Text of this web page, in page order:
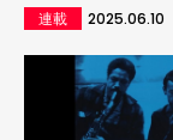
連載 2025.06.10